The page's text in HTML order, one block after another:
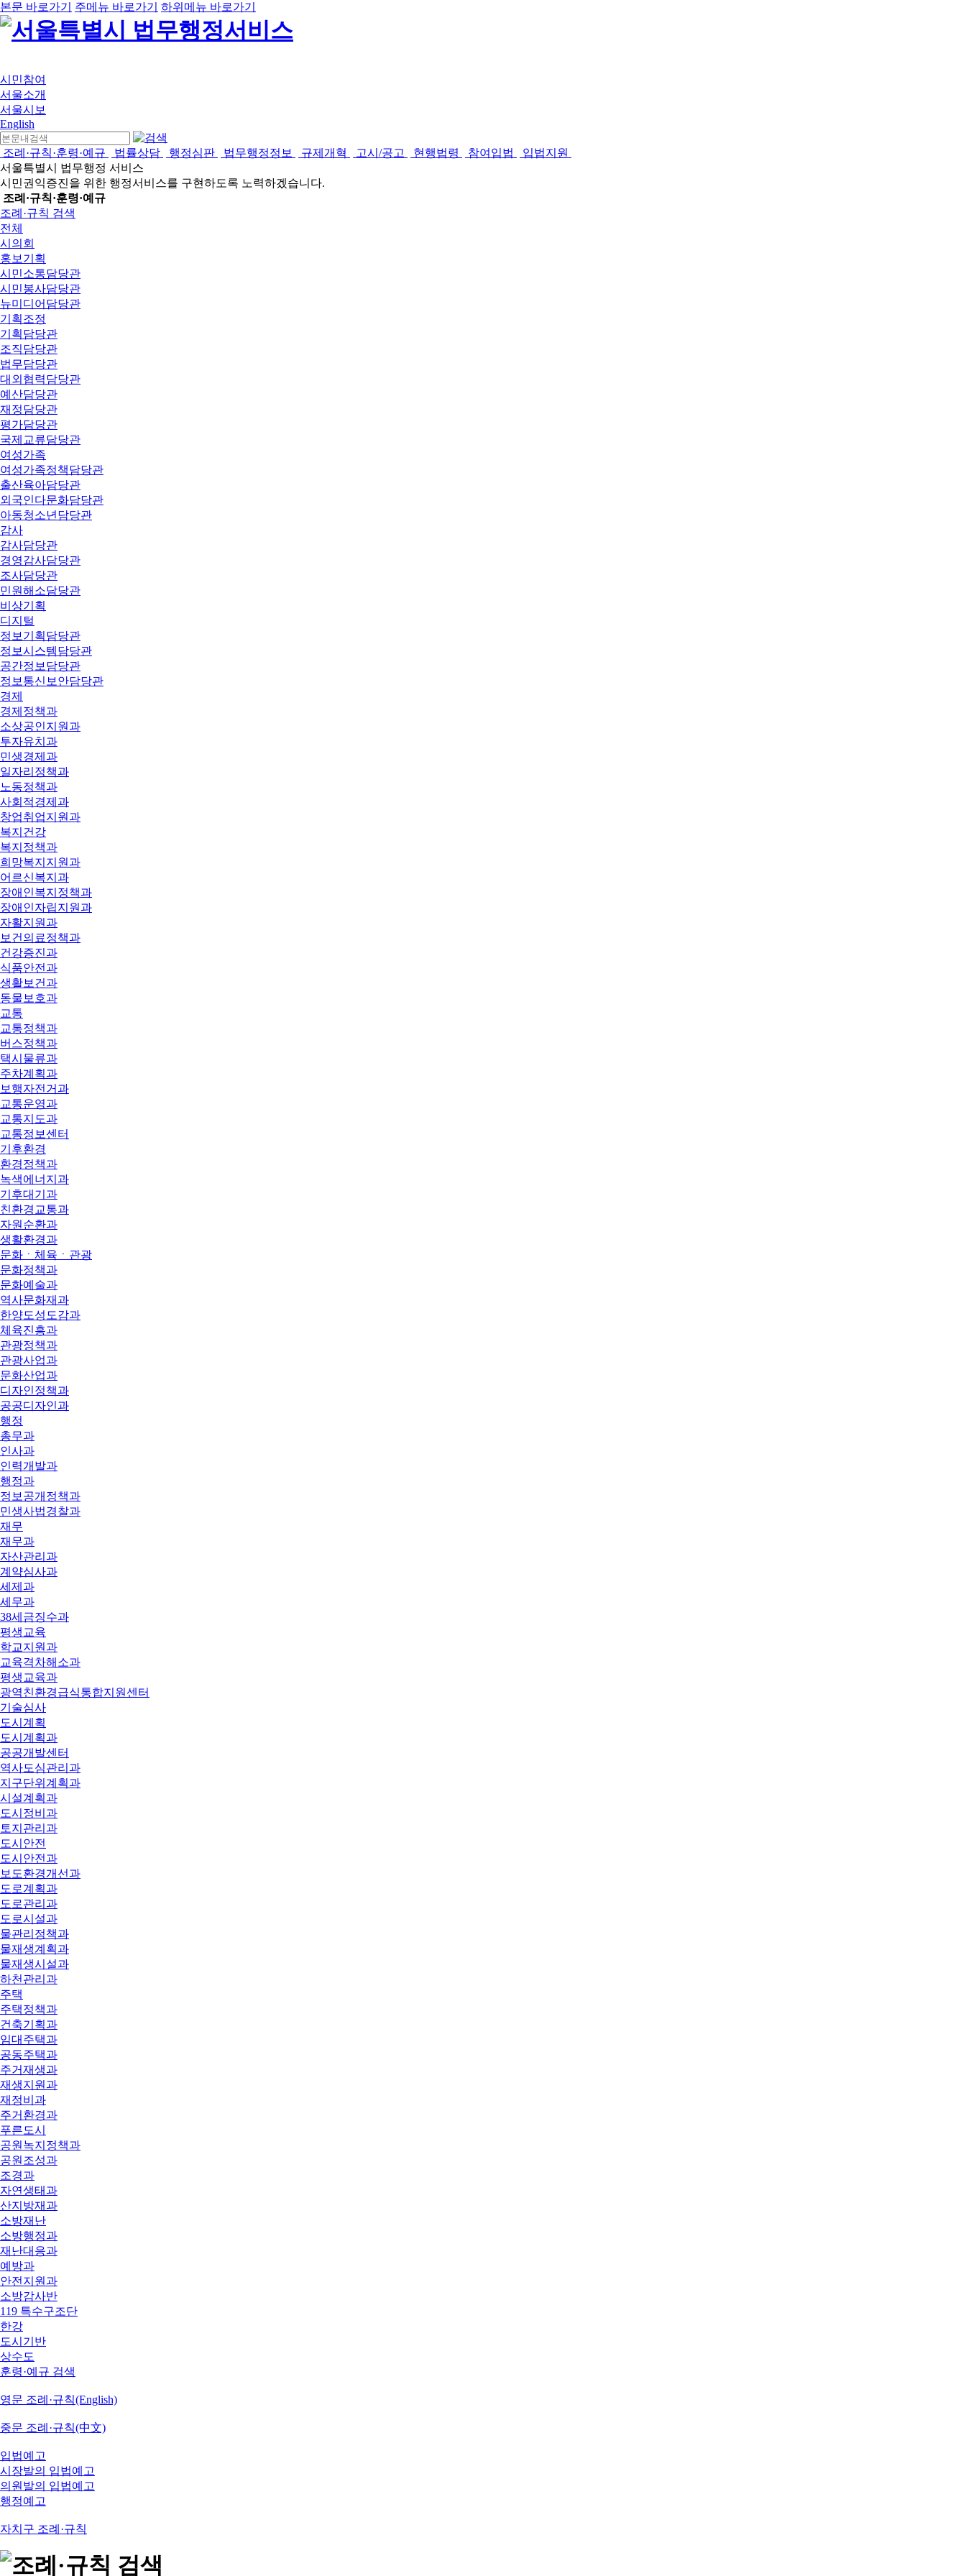
본문 바로가기 주메뉴 바로가기 하위메뉴 바로가기
시민참여
서울소개
서울시보
English
조례·규칙·훈령·예규 법률상담 행정심판 법무행정정보 규제개혁 고시/공고 현행법령 참여입법
입법지원
서울특별시 법무행정 서비스
시민권익증진을 위한 행정서비스를 구현하도록 노력하겠습니다.
조례·규칙·훈령·예규
조례·규칙 검색
전체
시의회
홍보기획
시민소통담당관
시민봉사담당관
뉴미디어담당관
기획조정
기획담당관
조직담당관
법무담당관
대외협력담당관
예산담당관
재정담당관
평가담당관
국제교류담당관
여성가족
여성가족정책담당관
출산육아담당관
외국인다문화담당관
아동청소년담당관
감사
감사담당관
경영감사담당관
조사담당관
민원해소담당관
비상기획
디지털
정보기획담당관
정보시스템담당관
공간정보담당관
정보통신보안담당관
경제
경제정책과
소상공인지원과
투자유치과
민생경제과
일자리정책과
노동정책과
사회적경제과
창업취업지원과
복지건강
복지정책과
희망복지지원과
어르신복지과
장애인복지정책과
장애인자립지원과
자활지원과
보건의료정책과
건강증진과
식품안전과
생활보건과
동물보호과
교통
교통정책과
버스정책과
택시물류과
주차계획과
보행자전거과
교통운영과
교통지도과
교통정보센터
기후환경
환경정책과
녹색에너지과
기후대기과
친환경교통과
자원순환과
생활환경과
문화ㆍ체육ㆍ관광
문화정책과
문화예술과
역사문화재과
한양도성도감과
체육진흥과
관광정책과
관광사업과
문화산업과
디자인정책과
공공디자인과
행정
총무과
인사과
인력개발과
행정과
정보공개정책과
민생사법경찰과
재무
재무과
자산관리과
계약심사과
세제과
세무과
38세금징수과
평생교육
학교지원과
교육격차해소과
평생교육과
광역친환경급식통합지원센터
기술심사
도시계획
도시계획과
공공개발센터
역사도심관리과
지구단위계획과
시설계획과
도시정비과
토지관리과
도시안전
도시안전과
보도환경개선과
도로계획과
도로관리과
도로시설과
물관리정책과
물재생계획과
물재생시설과
하천관리과
주택
주택정책과
건축기획과
임대주택과
공동주택과
주거재생과
재생지원과
재정비과
주거환경과
푸른도시
공원녹지정책과
공원조성과
조경과
자연생태과
산지방재과
소방재난
소방행정과
재난대응과
예방과
안전지원과
소방감사반
119 특수구조단
한강
도시기반
상수도
훈령·예규 검색
영문 조례·규칙(English)
중문 조례·규칙(中文)
입법예고
시장발의 입법예고
의원발의 입법예고
행정예고
자치구 조례·규칙